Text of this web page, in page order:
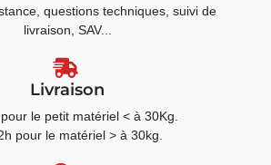
questions techniques, suivi de
livraison, SAV...
Livraison
le petit matériel < à 30Kg.
pour le matériel > à 30kg.